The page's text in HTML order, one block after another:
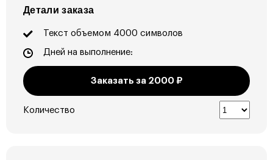
Детали заказа
Текст объемом 4000 символов
Дней на выполнение:
Заказать за 2000₽
Количество